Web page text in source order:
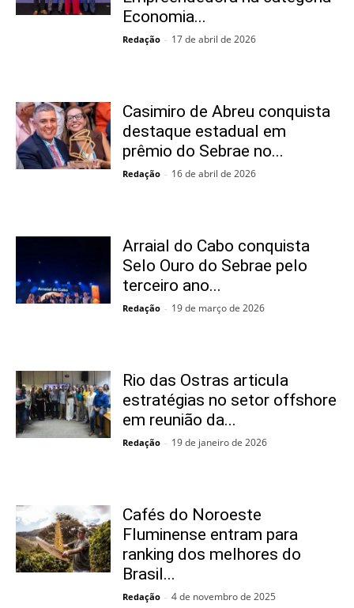
Economia...
Redação - 17 de abril de 2026
Casimiro de Abreu conquista
destaque estadual em
prêmio do Sebrae no...
Redação - 16 de abril de 2026
Arraial do Cabo conquista
Selo Ouro do Sebrae pelo
terceiro ano...
Redação - 19 de março de 2026
Rio das Ostras articula
estratégias no setor offshore
em reunião da...
Redação - 19 de janeiro de 2026
Cafés do Noroeste
Fluminense entram para
ranking dos melhores do
Brasil...
Redação - 4 de novembro de 2025